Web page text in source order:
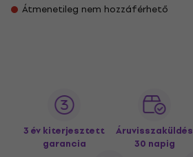
Átmenetileg nem hozzáférhető
3 év kiterjesztett
garancia
Áruvisszaküldés
30 napig